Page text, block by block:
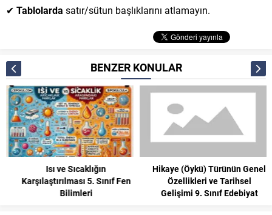
✔ Tablolarda satır/sütun başlıklarını atlamayın.
BENZER KONULAR
Isı ve Sıcaklığın
Karşılaştırılması 5. Sınıf Fen
Bilimleri
Hikaye (Öykü) Türünün Genel
Özellikleri ve Tarihsel
Gelişimi 9. Sınıf Edebiyat